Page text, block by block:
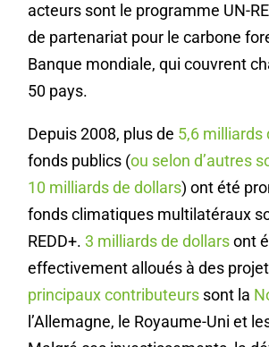
acteurs sont le programme UN-
de partenariat pour le carbone
Banque mondiale, qui couvrent
50 pays.
Depuis 2008, plus de 5,6 milliards
fonds publics (ou selon d’autres
10 milliards de dollars) ont été
fonds climatiques multilatéraux
REDD+.3 milliards de dollarsont
effectivement alloués à des
principaux contributeurs sont la
l’Allemagne, le Royaume-Uni et